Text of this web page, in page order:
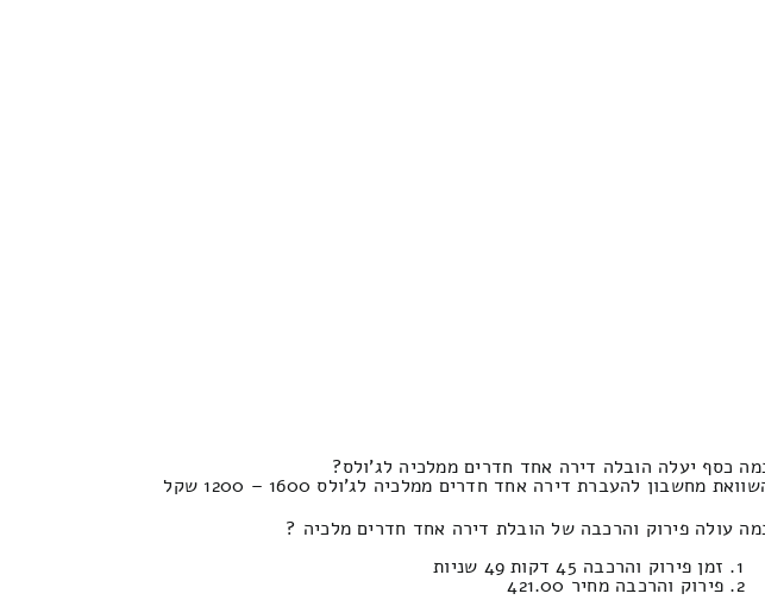
כסף יעלה הובלה דירה אחד חדרים ממלכיה לג'ולס?
מחשבון להעברת דירה אחד חדרים ממלכיה לג'ולס 1600 – 1200 שקל
עולה פירוק והרכבה של הובלת דירה אחד חדרים מלכיה ?
זמן פירוק והרכבה 45 דקות 49 שניות
פירוק והרכבה מחיר 421.00